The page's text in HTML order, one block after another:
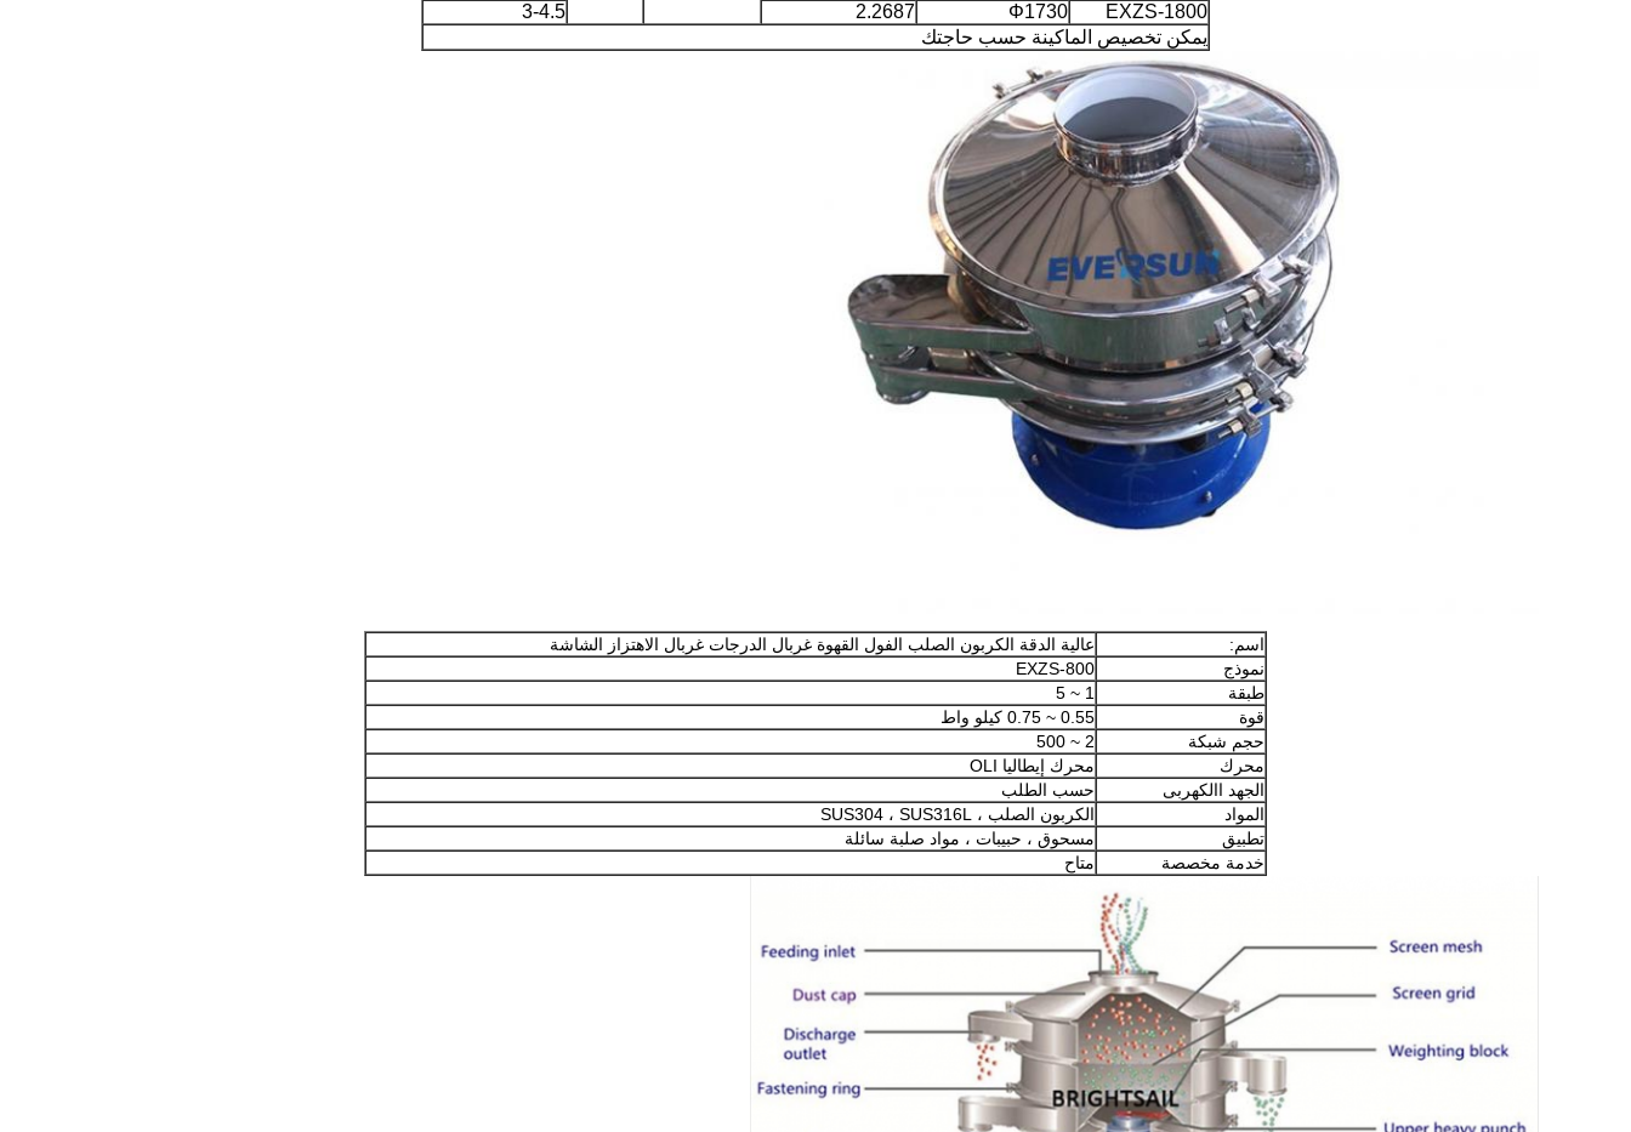
EXZS-1800
Φ1730
2.2687
3-4.5
يمكن تخصيص الماكينة حسب حاجتك
اسم:
عالية الدقة الكربون الصلب الفول القهوة غربال الدرجات غربال الاهتزاز الشاشة
نموذج
EXZS-800
طبقة
1 ~ 5
قوة
0.55 ~ 0.75 كيلو واط
حجم شبكة
2 ~ 500
محرك
محرك إيطاليا OLI
الجهد االكهربى
حسب الطلب
المواد
الكربون الصلب ، SUS304 ، SUS316L
تطبيق
مسحوق ، حبيبات ، مواد صلبة سائلة
خدمة مخصصة
متاح